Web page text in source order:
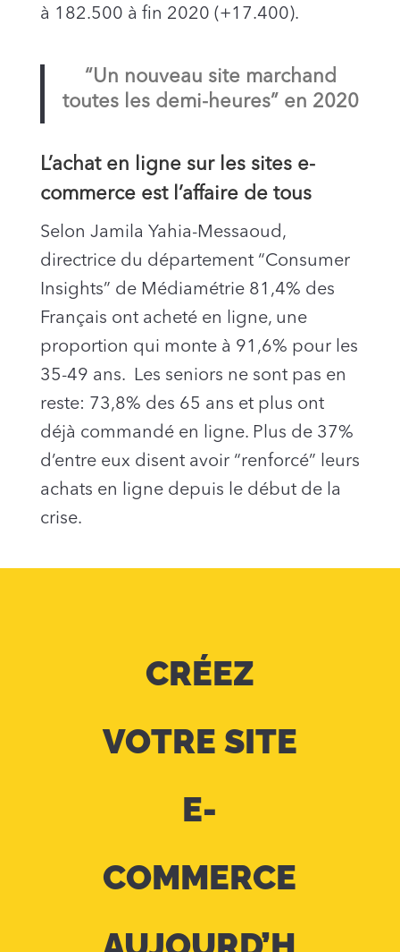
à 182.500 à fin 2020 (+17.400).
“Un nouveau site marchand
toutes les demi-heures” en 2020
L’achat en ligne sur les sites e-
commerce est l’affaire de tous
Selon Jamila Yahia-Messaoud,
directrice du département “Consumer
Insights” de Médiamétrie 81,4% des
Français ont acheté en ligne, une
proportion qui monte à 91,6% pour les
35-49 ans. Les seniors ne sont pas en
reste: 73,8% des 65 ans et plus ont
déjà commandé en ligne. Plus de 37%
d’entre eux disent avoir “renforcé” leurs
achats en ligne depuis le début de la
crise.
CRÉEZ
VOTRE SITE
E-
COMMERCE